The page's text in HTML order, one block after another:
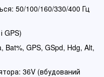
50/100/160/330/400 Гц
GPS)
Bat%, GPS, GSpd, Hdg, Alt,
36V (вбудований